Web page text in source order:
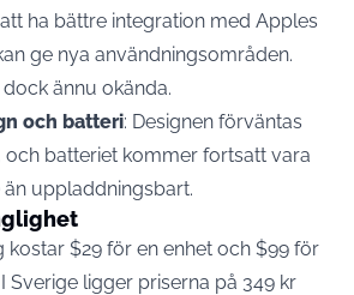
ha bättre integration med Apples
ge nya användningsområden.
ännu okända.
och batteri: Designen förväntas
batteriet kommer fortsatt vara
uppladdningsbart.
kostar $29 för en enhet och $99 för
Sverige ligger priserna på 349 kr